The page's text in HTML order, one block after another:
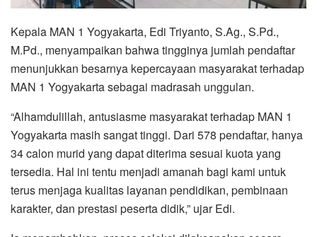
Kepala MAN 1 Yogyakarta, Edi Triyanto, S.Ag., S.Pd.,
M.Pd., menyampaikan bahwa tingginya jumlah pendaftar
menunjukkan besarnya kepercayaan masyarakat terhadap
MAN 1 Yogyakarta sebagai madrasah unggulan.
“Alhamdulillah, antusiasme masyarakat terhadap MAN 1
Yogyakarta masih sangat tinggi. Dari 578 pendaftar, hanya
34 calon murid yang dapat diterima sesuai kuota yang
tersedia. Hal ini tentu menjadi amanah bagi kami untuk
terus menjaga kualitas layanan pendidikan, pembinaan
karakter, dan prestasi peserta didik,” ujar Edi.